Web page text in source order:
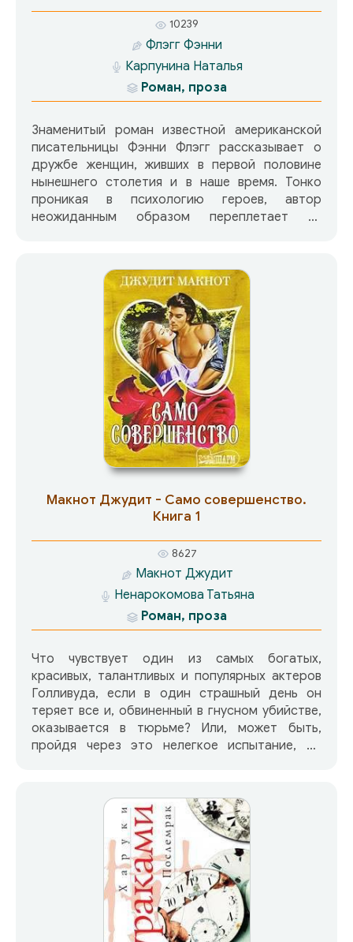
10239
Флэгг Фэнни
Карпунина Наталья
Роман, проза
Знаменитый роман известной американской
писательницы Фэнни Флэгг рассказывает о
дружбе женщин, живших в первой половине
нынешнего столетия и в наше время. Тонко
проникая в психологию героев, автор
неожиданным образом переплетает их
поражений. По роману в 1991 году был снят
фильм Жареные зеленые помидоры, имевший
огромный успех во всем мире.
Макнот Джудит - Само совершенство.
Книга 1
8627
Макнот Джудит
Ненарокомова Татьяна
Роман, проза
Что чувствует один из самых богатых,
красивых, талантливых и популярных актеров
Голливуда, если в один страшный день он
теряет все и, обвиненный в гнусном убийстве,
оказывается в тюрьме? Или, может быть,
пройдя через это нелегкое испытание, он